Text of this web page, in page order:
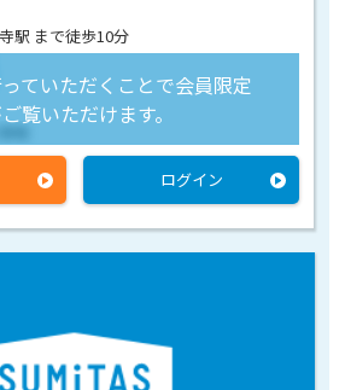
駅 まで徒歩10分
ていただくことで会員限定
覧いただけます。
ログイン